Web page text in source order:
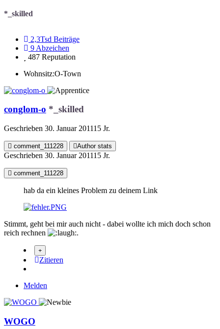
*_skilled
2,3Tsd Beiträge
9 Abzeichen
487 Reputation
Wohnsitz:O-Town
conglom-o *_skilled
Geschrieben 30. Januar 201115 Jr.
comment_111228 Author stats
Geschrieben 30. Januar 201115 Jr.
comment_111228
hab da ein kleines Problem zu deinem Link
Stimmt, geht bei mir auch nicht - dabei wollte ich mich doch schon
reich rechnen
.
Zitieren
Melden
WOGO